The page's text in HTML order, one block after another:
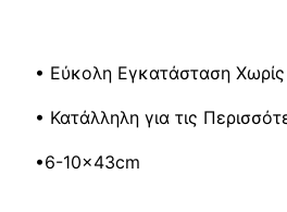
• Εύκολη Εγκατάσταση Χωρίς
• Κατάλληλη για τις
•6-10x43cm